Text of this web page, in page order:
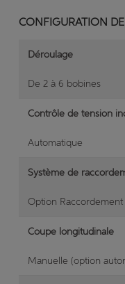
CONFIGURATION
Déroulage
De 2 à 6 bobines
Contrôle de tension
Automatique
Système de
Option
Coupe longitudinale
Manuelle (option